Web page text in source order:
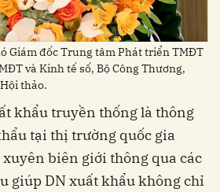
Giám đốc Trung tâm Phát triển TMĐT
và Kinh tế số, Bộ Công Thương,
thảo.
khẩu truyền thống là thông
tại thị trường quốc gia
biên giới thông qua các
giúp DN xuất khẩu không chỉ